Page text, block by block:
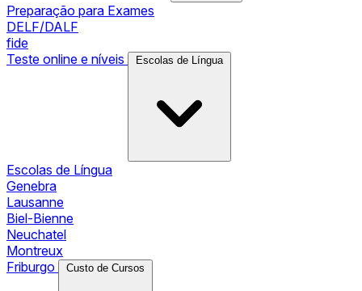
Preparação para Exames
DELF/DALF
fide
Teste online e níveis
Escolas de Língua
Escolas de Língua
Genebra
Lausanne
Biel-Bienne
Neuchatel
Montreux
Friburgo
Custo de Cursos